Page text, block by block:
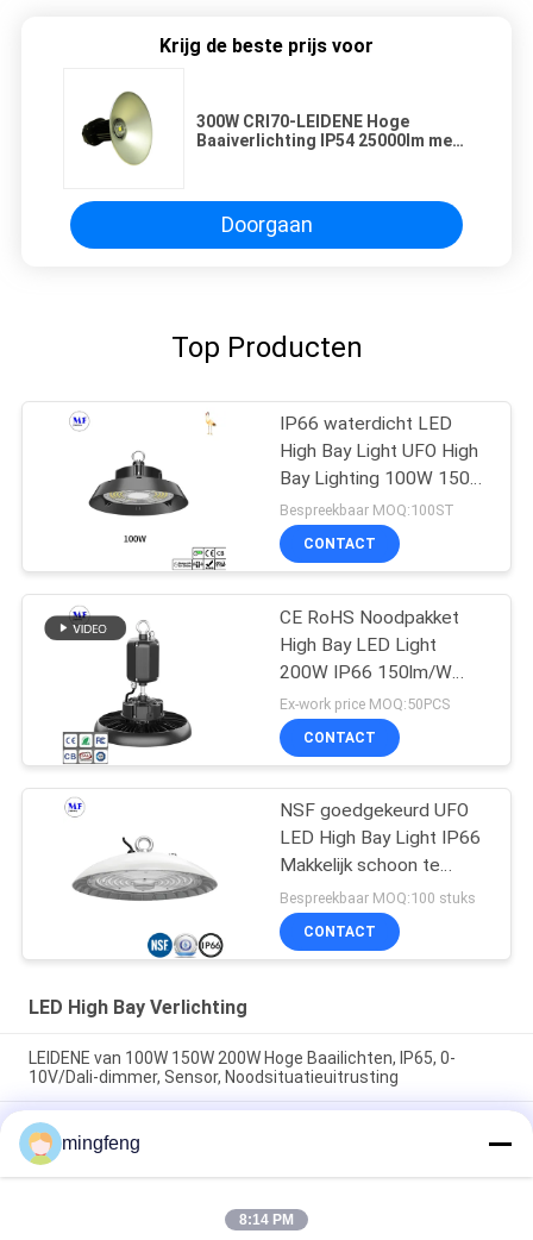
Krijg de beste prijs voor
300W CRI70-LEIDENE Hoge
Baaiverlichting IP54 25000lm met
Doorgaan
Top Producten
IP66 waterdicht LED
High Bay Light UFO High
Bay Lighting 100W 150W
200W 240W 300W
Bespreekbaar MOQ:100ST
CONTACT
CE RoHS Noodpakket
High Bay LED Light
200W IP66 150lm/W
Warehouse
Ex-work price MOQ:50PCS
CONTACT
NSF goedgekeurd UFO
LED High Bay Light IP66
Makkelijk schoon te
maken 60W 100W 150W
200W
Bespreekbaar MOQ:100 stuks
CONTACT
LED High Bay Verlichting
LEIDENE van 100W 150W 200W Hoge Baailichten, IP65, 0-
10V/Dali-dimmer, Sensor, Noodsituatieuitrusting
Het UFO LEIDEN van NSF IP66 Hoog Baai Licht Plafond 60W
100W 150W 200W voor VoedselVerwerkende industrie
mingfeng
8:14 PM